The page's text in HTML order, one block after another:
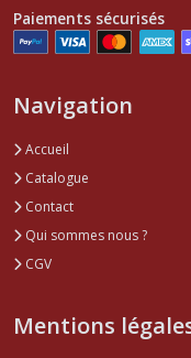
Paiements sécurisés
Navigation
Accueil
Catalogue
Contact
Qui sommes nous ?
CGV
Mentions